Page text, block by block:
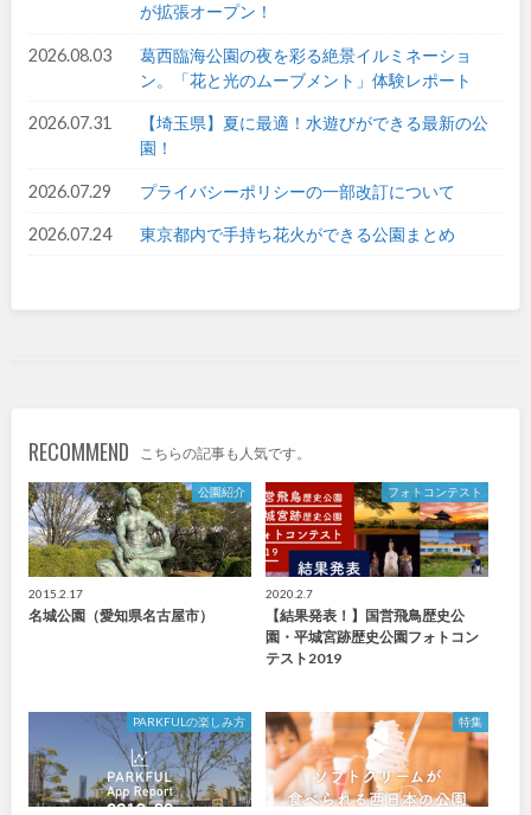
山口
香川 愛媛
高知
九州・沖縄
福岡 佐賀
大分
鹿児島 沖縄
特徴で探す
が拡張オープン！
2026.08.03
葛西臨海公園の夜を彩る絶景イルミネーショ
ン。「花と光のムーブメント」体験レポート
2026.07.31
【埼玉県】夏に最適！水遊びができる最新の公
園！
2026.07.29 プライバシーポリシーの一部改訂について
2026.07.24 東京都内で手持ち花火ができる公園まとめ
RECOMMEND こちらの記事も人気です。
公園紹介
2015.2.17
名城公園（愛知県名古屋市）
フォトコンテスト
2020.2.7
【結果発表！】国営飛鳥歴史公
園・平城宮跡歴史公園フォトコン
テスト2019
PARKFULの楽しみ方 特集